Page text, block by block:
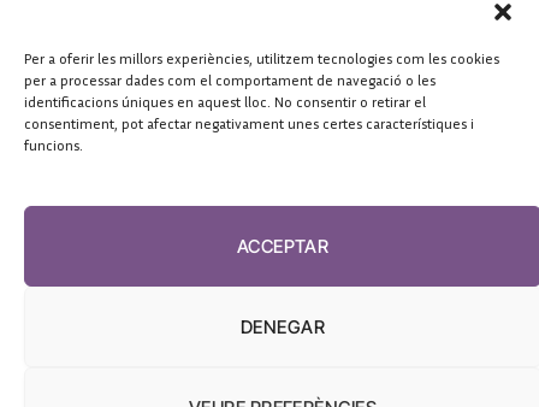
Per a oferir les millors experiències, utilitzem tecnologies com les cookies
per a processar dades com el comportament de navegació o les
identificacions úniques en aquest lloc. No consentir o retirar el
consentiment, pot afectar negativament unes certes característiques i
funcions.
ACCEPTAR
DENEGAR